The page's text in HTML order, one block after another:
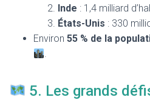
Inde : 1,4 milliard
États-Unis : 330
Environ 55 % de la
.
5. Les grands